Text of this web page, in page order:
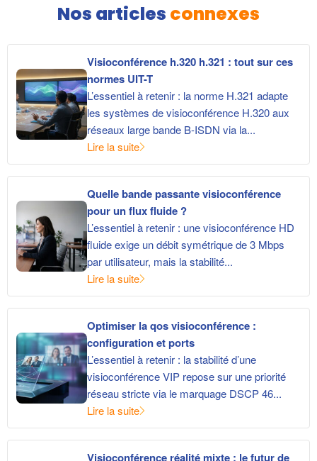
Nos articles connexes
Visioconférence h.320 h.321 : tout sur ces
normes UIT-T
L’essentiel à retenir : la norme H.321 adapte
les systèmes de visioconférence H.320 aux
réseaux large bande B-ISDN via la...
Lire la suite
Quelle bande passante visioconférence
pour un flux fluide ?
L’essentiel à retenir : une visioconférence HD
fluide exige un débit symétrique de 3 Mbps
par utilisateur, mais la stabilité...
Lire la suite
Optimiser la qos visioconférence :
configuration et ports
L’essentiel à retenir : la stabilité d’une
visioconférence VIP repose sur une priorité
réseau stricte via le marquage DSCP 46...
Lire la suite
Visioconférence réalité mixte : le futur de